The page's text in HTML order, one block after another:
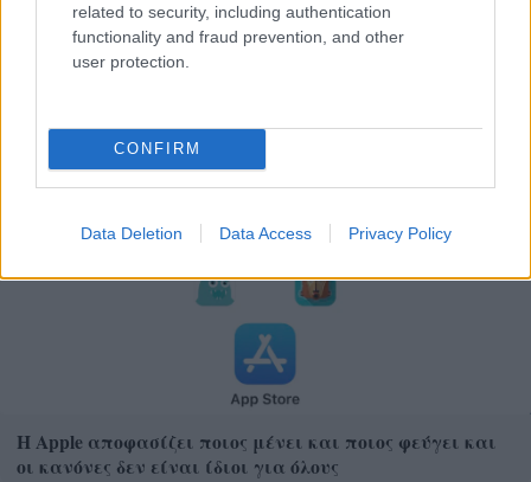
related to security, including authentication
functionality and fraud prevention, and other
user protection.
CONFIRM
Data Deletion Data Access Privacy Policy
Η Apple αποφασίζει ποιος μένει και ποιος φεύγει και
οι κανόνες δεν είναι ίδιοι για όλους